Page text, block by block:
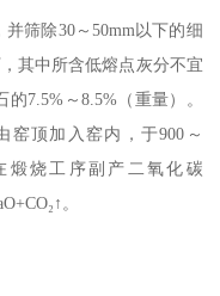
筛除30～50mm以下的细
其中所含低熔点灰分不宜
7.5%～8.5%（重量）。
窑顶加入窑内，于900～
煅烧工序副产二氧化碳
。